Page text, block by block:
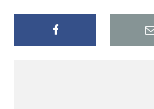
các hãng rượu bia.
case này. Xin chân